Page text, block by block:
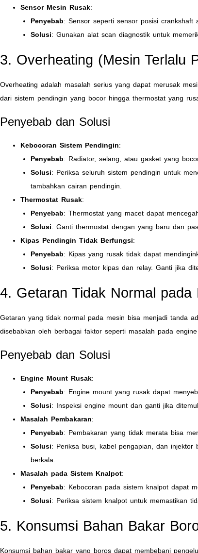
Sensor Mesin Rusak:
Penyebab: Sensor seperti sensor posisi crankshaft
Solusi: Gunakan alat scan diagnostik untuk
3. Overheating (Mesin Terlalu
Overheating adalah masalah serius yang dapat merusak
dari sistem pendingin yang bocor hingga thermostat yang
Penyebab dan Solusi
Kebocoran Sistem Pendingin:
Penyebab: Radiator, selang, atau gasket yang
Solusi: Periksa seluruh sistem pendingin untuk
tambahkan cairan pendingin.
Thermostat Rusak:
Penyebab: Thermostat yang macet dapat
Solusi: Ganti thermostat dengan yang baru dan
Kipas Pendingin Tidak Berfungsi:
Penyebab: Kipas yang rusak tidak dapat
Solusi: Periksa motor kipas dan relay. Ganti jika
4. Getaran Tidak Normal pada
Getaran yang tidak normal pada mesin bisa menjadi tanda
disebabkan oleh berbagai faktor seperti masalah pada
Penyebab dan Solusi
Engine Mount Rusak:
Penyebab: Engine mount yang rusak dapat
Solusi: Inspeksi engine mount dan ganti jika
Masalah Pembakaran:
Penyebab: Pembakaran yang tidak merata bisa
Solusi: Periksa busi, kabel pengapian, dan injektor
berkala.
Masalah pada Sistem Knalpot:
Penyebab: Kebocoran pada sistem knalpot dapat
Solusi: Periksa sistem knalpot untuk memastikan
5. Konsumsi Bahan Bakar
Konsumsi bahan bakar yang boros dapat membebani